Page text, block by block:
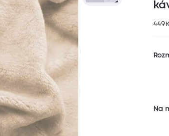
449
Na